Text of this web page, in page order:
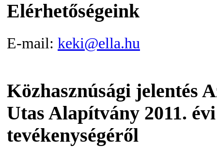
Elérhetőségeink
E-mail: keki@ella.hu
Közhasznúsági jelentés
Utas Alapítvány 2011. évi
tevékenységéről